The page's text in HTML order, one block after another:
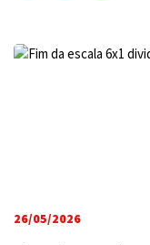
26/05/2026